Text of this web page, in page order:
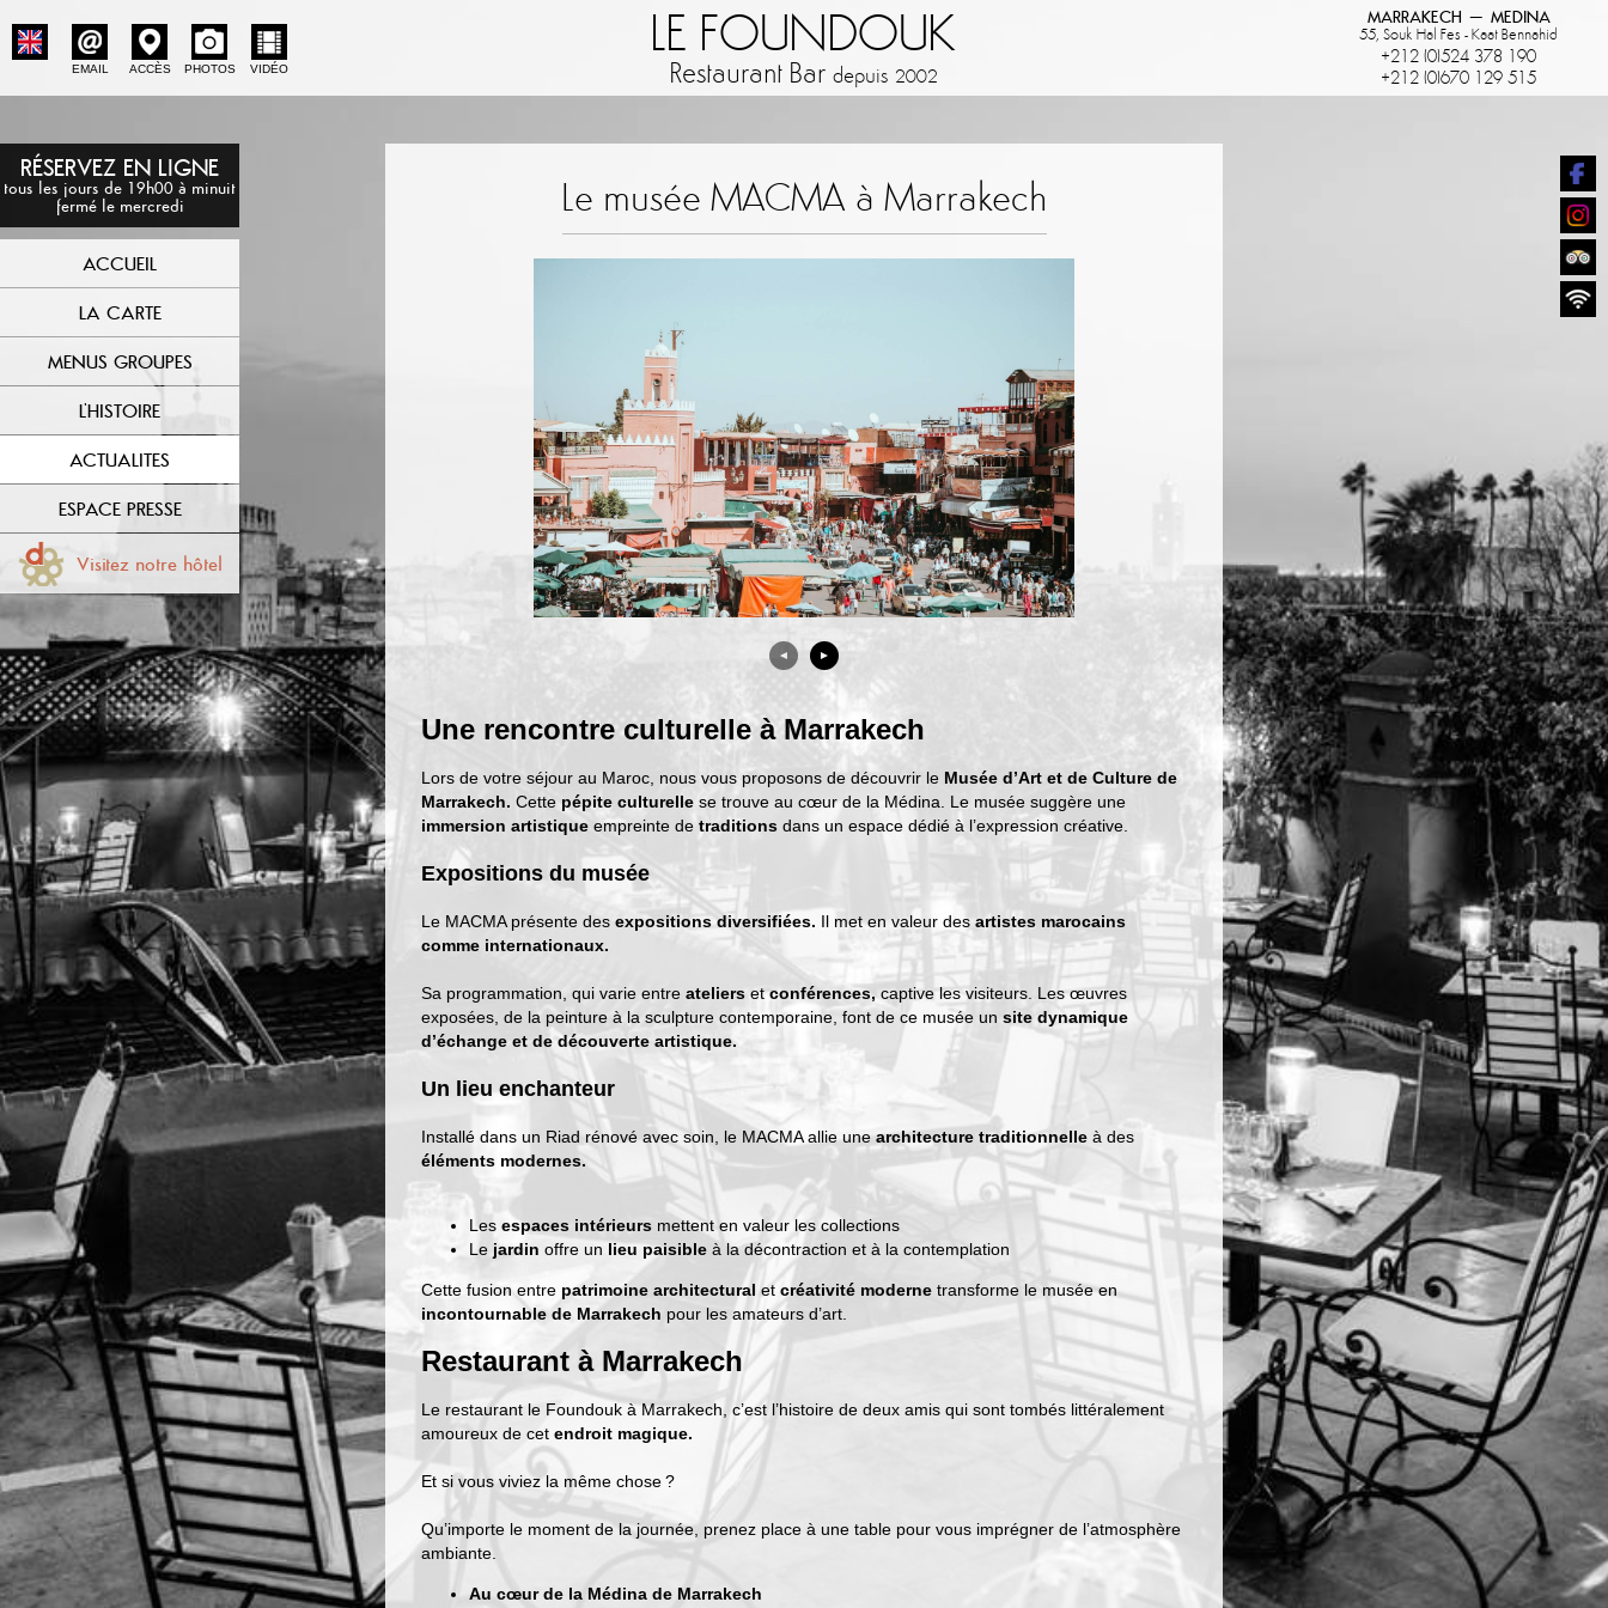
LE FOUNDOUK
Restaurant Bar depuis 2002
EMAIL ACCÈS PHOTOS VIDÉO
MARRAKECH – MEDINA
55, Souk Hal Fes - Kaat Bennahid
+212 (0)524 378 190
+212 (0)670 129 515
RÉSERVEZ EN LIGNE
tous les jours de 19h00 à minuit
fermé le mercredi
ACCUEIL
LA CARTE
MENUS GROUPES
L'HISTOIRE
ACTUALITES
ESPACE PRESSE
Visitez notre hôtel
Le musée MACMA à Marrakech
◄ ►
Une rencontre culturelle à Marrakech
Lors de votre séjour au Maroc, nous vous proposons de découvrir le Musée d’Art et de Culture de
Marrakech. Cette pépite culturelle se trouve au cœur de la Médina. Le musée suggère une
immersion artistique empreinte de traditions dans un espace dédié à l’expression créative.
Expositions du musée
Le MACMA présente des expositions diversifiées. Il met en valeur des artistes marocains
comme internationaux.
Sa programmation, qui varie entre ateliers etconférences, captive les visiteurs. Les œuvres
exposées, de la peinture à la sculpture contemporaine, font de ce musée un site dynamique
d’échange et de découverte artistique.
Un lieu enchanteur
Installé dans un Riad rénové avec soin, le MACMA allie une architecture traditionnelle à des
éléments modernes.
Les espaces intérieurs mettent en valeur les collections
Le jardin offre un lieu paisible à la décontraction et à la contemplation
Cette fusion entre patrimoine architectural et créativité moderne transforme le musée en
incontournable de Marrakech pour les amateurs d’art.
Restaurant à Marrakech
Le restaurant le Foundouk à Marrakech, c’est l’histoire de deux amis qui sont tombés littéralement
amoureux de cet endroit magique.
Et si vous viviez la même chose ?
Qu’importe le moment de la journée, prenez place à une table pour vous imprégner de l’atmosphère
ambiante.
Au cœur de la Médina de Marrakech